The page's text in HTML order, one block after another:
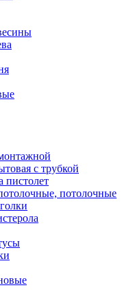
с трубкой
пистолет
потолочные